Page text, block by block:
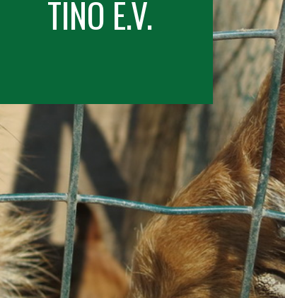
TINO E.V.